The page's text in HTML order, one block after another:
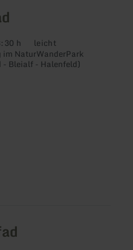
h Anforderung:
leicht
im NaturWanderPark
- Bleialf - Halenfeld)